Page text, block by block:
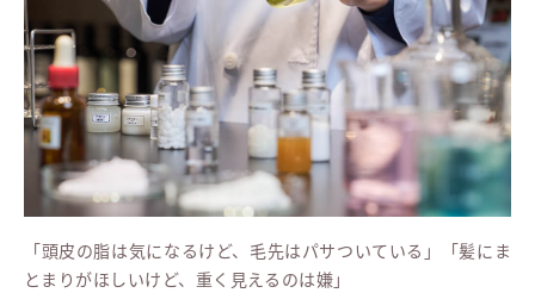
「頭皮の脂は気になるけど、毛先はパサついている」「髪にま
とまりがほしいけど、重く見えるのは嫌」